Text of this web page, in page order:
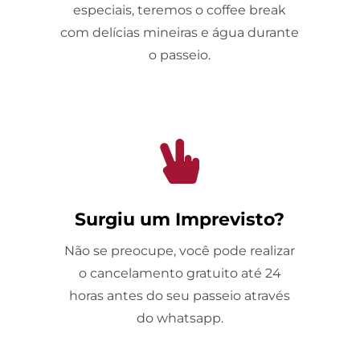
especiais, teremos o coffee break
com delícias mineiras e água durante
o passeio.

Surgiu um Imprevisto?
Não se preocupe, você pode realizar
o cancelamento gratuito até 24
horas antes do seu passeio através
do whatsapp.